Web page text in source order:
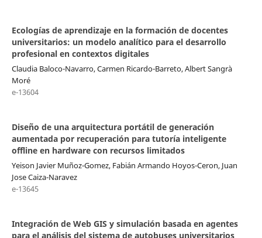
Ecologías de aprendizaje en la formación de docentes
universitarios: un modelo analítico para el desarrollo
profesional en contextos digitales
Claudia Baloco-Navarro, Carmen Ricardo-Barreto, Albert Sangrà
Moré
e-13604
Diseño de una arquitectura portátil de generación
aumentada por recuperación para tutoría inteligente
offline en hardware con recursos limitados
Yeison Javier Muñoz-Gomez, Fabián Armando Hoyos-Ceron, Juan
Jose Caiza-Naravez
e-13645
Integración de Web GIS y simulación basada en agentes
para el análisis del sistema de autobuses universitarios